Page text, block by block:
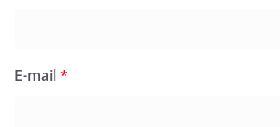
E-mail*